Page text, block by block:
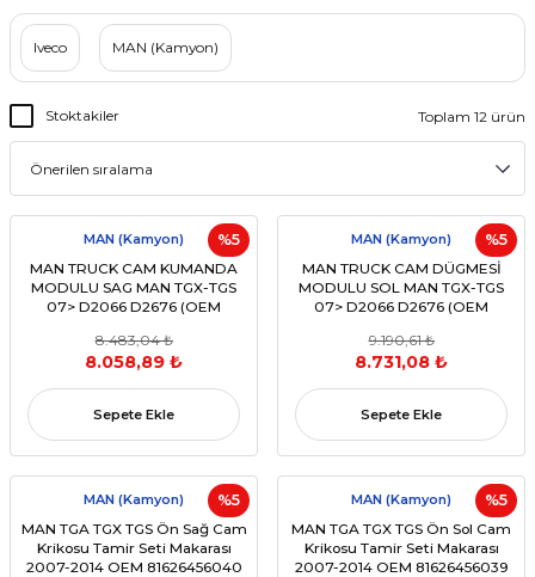
Iveco MAN (Kamyon)
Stoktakiler Toplam 12 ürün
%5
MAN (Kamyon)
MAN TRUCK CAM KUMANDA
MODULU SAG MAN TGX-TGS
07> D2066 D2676 (OEM
81258067112)
8.483,04 ₺
8.058,89 ₺
Sepete Ekle
%5
MAN (Kamyon)
MAN TRUCK CAM DÜGMESİ
MODULU SOL MAN TGX-TGS
07> D2066 D2676 (OEM
81258067108)
9.190,61 ₺
8.731,08 ₺
Sepete Ekle
%5
MAN (Kamyon)
MAN TGA TGX TGS Ön Sağ Cam
Krikosu Tamir Seti Makarası
2007-2014 OEM 81626456040
%5
MAN (Kamyon)
MAN TGA TGX TGS Ön Sol Cam
Krikosu Tamir Seti Makarası
2007-2014 OEM 81626456039